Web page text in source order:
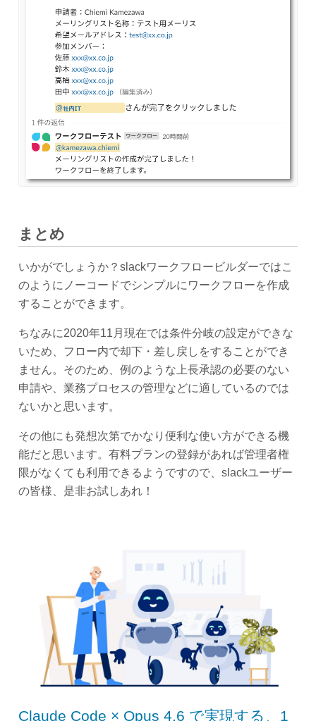
まとめ
いかがでしょうか？slackワークフロービルダーではこ
のようにノーコードでシンプルにワークフローを作成
することができます。
ちなみに2020年11月現在では条件分岐の設定ができな
いため、フロー内で却下・差し戻しをすることができ
ません。そのため、例のような上長承認の必要のない
申請や、業務プロセスの管理などに適しているのでは
ないかと思います。
その他にも発想次第でかなり便利な使い方ができる機
能だと思います。有料プランの登録があれば管理者権
限がなくても利用できるようですので、slackユーザー
の皆様、是非お試しあれ！
Claude Code × Opus 4.6 で実現する、1